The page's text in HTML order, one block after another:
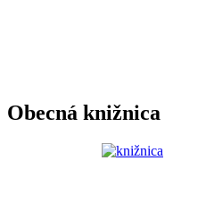
Obecná knižnica